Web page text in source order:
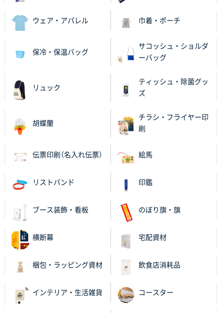
ウェア・アパレル 巾着・ポーチ
保冷・保温バッグ
サコッシュ・ショルダ
ーバッグ
リュック
ティッシュ・除菌グッ
ズ
胡蝶蘭
チラシ・フライヤー印
刷
伝票印刷（名入れ伝票） 絵馬
リストバンド 印鑑
ブース装飾・看板 のぼり旗・旗
横断幕 宅配資材
梱包・ラッピング資材 飲食店消耗品
インテリア・生活雑貨 コースター